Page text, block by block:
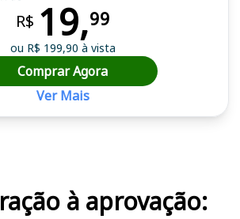
R$ 19,99
ou R$ 199,90 à vista
Comprar Agora
Ver Mais
à aprovação: